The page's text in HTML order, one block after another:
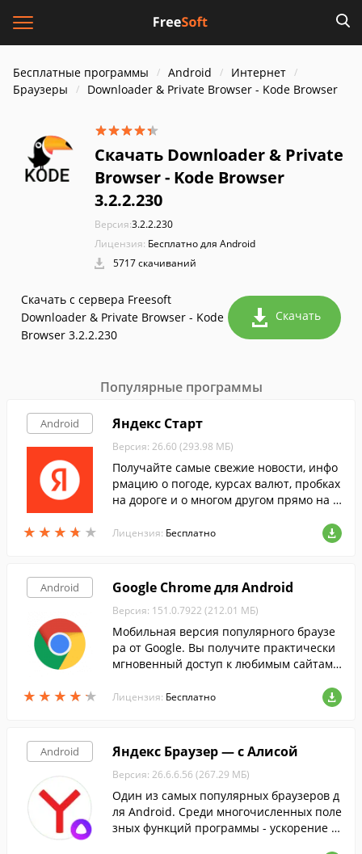
Бесплатные программы Android
Интернет
Браузеры
Downloader & Private Browser - Kode Browser
Скачать Downloader & Private
Browser - Kode Browser
3.2.2.230
Версия:3.2.2.230
Лицензия: Бесплатно для Android
5717 скачиваний
Скачать с сервера Freesoft
Downloader & Private Browser - Kode
Browser 3.2.2.230
Скачать
Популярные программы
Android
★ ★ ★ ★ ★
★ ★ ★ ★ ★
Яндекс Старт
Версия: 26.60 (293.98 МБ)
Получайте самые свежие новости, инфо
рмацию о погоде, курсах валют, пробках
на дороге и о многом другом прямо на э
и помощи этой программы.
Лицензия: Бесплатно
Android
★ ★ ★ ★ ★
★ ★ ★ ★ ★
Google Chrome для Android
Версия: 151.0.7922 (212.01 МБ)
Мобильная версия популярного браузе
ра от Google. Вы получите практически
мгновенный доступ к любимым сайтам
и прочие данные с другими своими устр
Лицензия: Бесплатно
Android Яндекс Браузер — с Алисой
Версия: 26.6.6.56 (267.29 МБ)
Один из самых популярных браузеров д
ля Android. Среди многочисленных поле
зных функций программы - ускорение з